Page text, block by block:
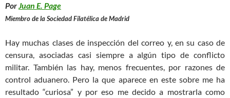
PorJuan E. Page
Miembro de la Sociedad Filatélica de Madrid
Hay muchas clases de inspección del correo y, en su caso de
censura, asociadas casi siempre a algún tipo de conflicto
militar. También las hay, menos frecuentes, por razones de
control aduanero. Pero la que aparece en este sobre me ha
resultado “curiosa” y por eso me decido a mostrarla como